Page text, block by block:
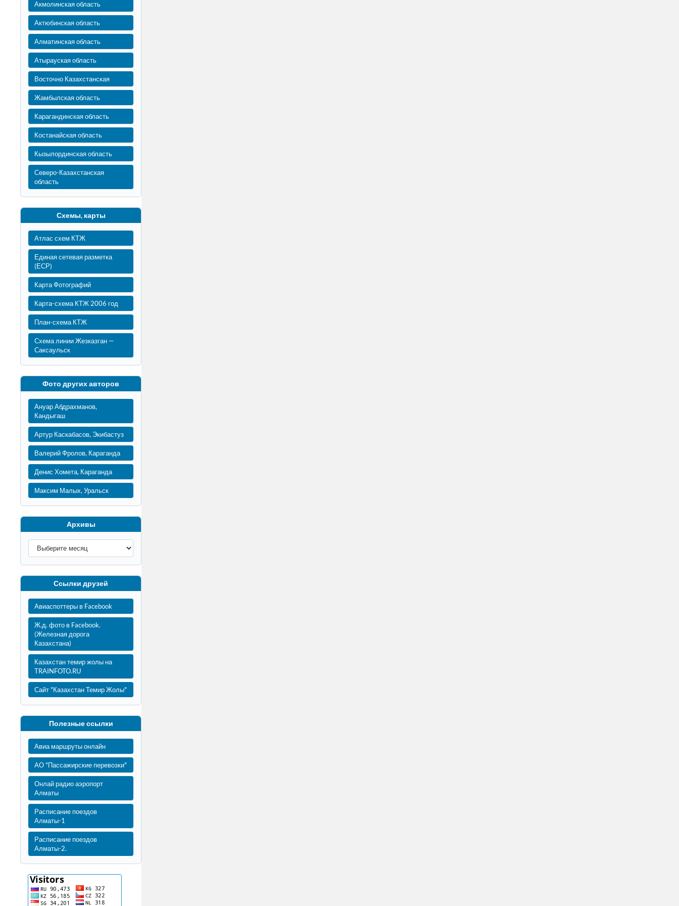
Акмолинская область
Актюбинская область
Алматинская область
Атырауская область
Восточно Казахстанская
Жамбылская область
Карагандинская область
Костанайская область
Кызылординская область
Северо-Казахстанская
область
Схемы, карты
Атлас схем КТЖ
Единая сетевая разметка
(ЕСР)
Карта Фотографий
Карта-схема КТЖ 2006 год
План-схема КТЖ
Схема линии Жезказган —
Саксаульск
Фото других авторов
Ануар Абдрахманов,
Кандыгаш
Артур Каскабасов, Экибастуз
Валерий Фролов, Караганда
Денис Хомета, Караганда
Максим Малых, Уральск
Архивы
Ссылки друзей
Авиаспоттеры в Facebook
Ж.д. фото в Facebook.
(Железная дорога
Казахстана)
Казахстан темир жолы на
TRAINFOTO.RU
Сайт "Казахстан Темир Жолы"
Полезные ссылки
Авиа маршруты онлайн
АО "Пассажирские перевозки"
Онлай радио аэропорт
Алматы
Расписание поездов
Алматы-1
Расписание поездов
Алматы-2.